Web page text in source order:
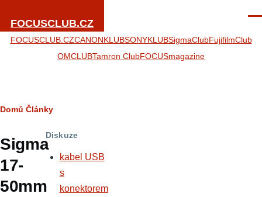
FOCUSCLUB.CZ
FOCUSCLUB.CZCANONKLUBSONYKLUBSigmaClubFujifilmClub
OMCLUBTamron ClubFOCUSmagazine
Drobečková
navigace
Domů Články
Sigma
17-
50mm
Diskuze
kabel USB
s
konektorem